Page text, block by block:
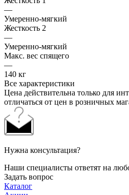
—
Умеренно-мягкий
Жесткость 2
—
Умеренно-мягкий
Макс. вес спящего
—
140 кг
Все характеристики
Цена действительна только для
отличаться от цен в розничных
Нужна консультация?
Наши специалисты ответят на
Задать вопрос
Каталог